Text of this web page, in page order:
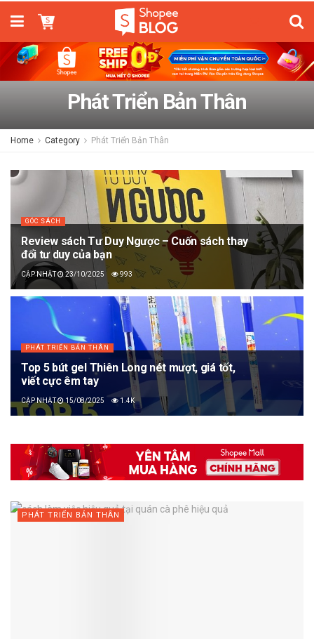
Phát Triển Bản Thân
Home Category Phát Triển Bản Thân
GÓC SÁCH
Review sách Tư Duy Ngược – Cuốn sách thay
đổi tư duy của bạn
23/10/2025 993
PHÁT TRIỂN BẢN THÂN
Top 5 bút gel Thiên Long nét mượt, giá tốt,
viết cực êm tay
15/08/2025 1.4K
PHÁT TRIỂN BẢN THÂN